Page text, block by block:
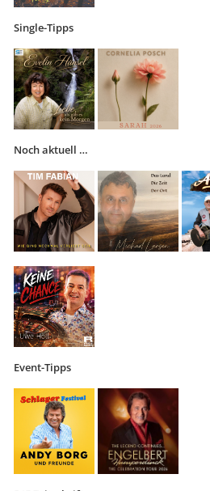
Single-Tipps
Noch aktuell …
Event-Tipps